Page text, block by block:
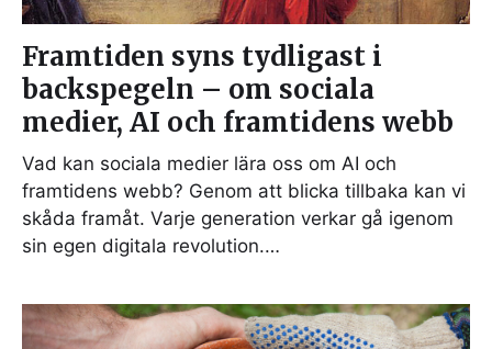
Framtiden syns tydligast i
backspegeln – om sociala
medier, AI och framtidens webb
Vad kan sociala medier lära oss om AI och
framtidens webb? Genom att blicka tillbaka kan vi
skåda framåt. Varje generation verkar gå igenom
sin egen digitala revolution.…